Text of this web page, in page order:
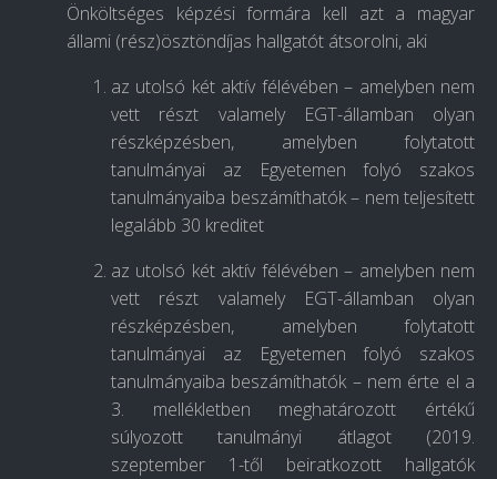
Önköltséges képzési formára kell azt a magyar
állami (rész)ösztöndíjas hallgatót átsorolni, aki
az utolsó két aktív félévében – amelyben nem
vett részt valamely EGT-államban olyan
részképzésben, amelyben folytatott
tanulmányai az Egyetemen folyó szakos
tanulmányaiba beszámíthatók – nem teljesített
legalább 30 kreditet
az utolsó két aktív félévében – amelyben nem
vett részt valamely EGT-államban olyan
részképzésben, amelyben folytatott
tanulmányai az Egyetemen folyó szakos
tanulmányaiba beszámíthatók – nem érte el a
3. mellékletben meghatározott értékű
súlyozott tanulmányi átlagot (2019.
szeptember 1-től beiratkozott hallgatók